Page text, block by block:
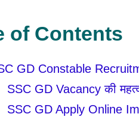
of Contents
GD Constable
SSC GD Vacancy की
SSC GD Apply Online